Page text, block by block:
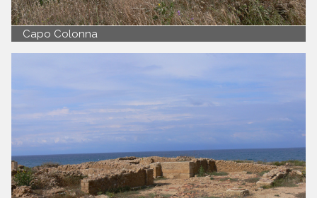
Capo Colonna